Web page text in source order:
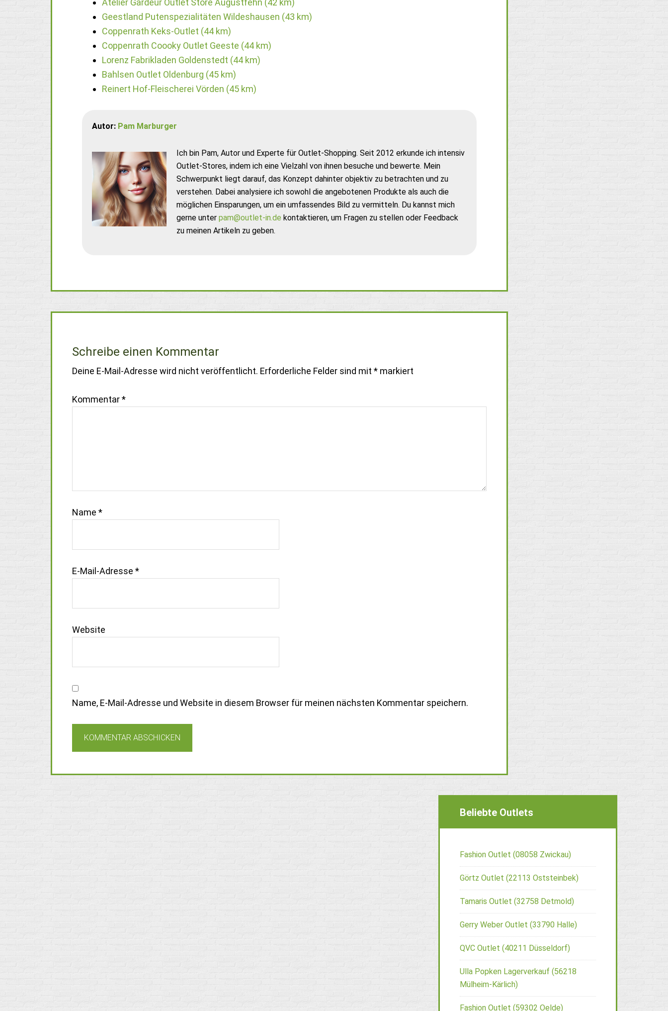
Atelier Gardeur Outlet Store Augustfehn (42 km)
Geestland Putenspezialitäten Wildeshausen (43 km)
Coppenrath Keks-Outlet (44 km)
Coppenrath Coooky Outlet Geeste (44 km)
Lorenz Fabrikladen Goldenstedt (44 km)
Bahlsen Outlet Oldenburg (45 km)
Reinert Hof-Fleischerei Vörden (45 km)
Autor: Pam Marburger
Ich bin Pam, Autor und Experte für Outlet-Shopping. Seit 2012 erkunde ich intensiv
Outlet-Stores, indem ich eine Vielzahl von ihnen besuche und bewerte. Mein
Schwerpunkt liegt darauf, das Konzept dahinter objektiv zu betrachten und zu
verstehen. Dabei analysiere ich sowohl die angebotenen Produkte als auch die
möglichen Einsparungen, um ein umfassendes Bild zu vermitteln. Du kannst mich
gerne unter pam@outlet-in.de kontaktieren, um Fragen zu stellen oder Feedback
zu meinen Artikeln zu geben.
Schreibe einen Kommentar
Deine E-Mail-Adresse wird nicht veröffentlicht. Erforderliche Felder sind mit * markiert
Kommentar*
Name *
E-Mail-Adresse *
Website
Name, E-Mail-Adresse und Website in diesem Browser für meinen nächsten Kommentar speichern.
Beliebte Outlets
Fashion Outlet (08058 Zwickau)
Görtz Outlet (22113 Oststeinbek)
Tamaris Outlet (32758 Detmold)
Gerry Weber Outlet (33790 Halle)
QVC Outlet (40211 Düsseldorf)
Ulla Popken Lagerverkauf (56218
Mülheim-Kärlich)
Fashion Outlet (59302 Oelde)